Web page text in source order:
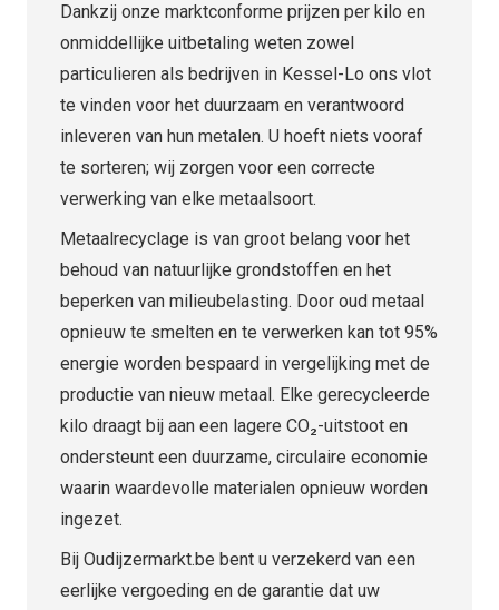
Dankzij onze marktconforme prijzen per kilo en
onmiddellijke uitbetaling weten zowel
particulieren als bedrijven in Kessel-Lo ons vlot
te vinden voor het duurzaam en verantwoord
inleveren van hun metalen. U hoeft niets vooraf
te sorteren; wij zorgen voor een correcte
verwerking van elke metaalsoort.
Metaalrecyclage is van groot belang voor het
behoud van natuurlijke grondstoffen en het
beperken van milieubelasting. Door oud metaal
opnieuw te smelten en te verwerken kan tot 95%
energie worden bespaard in vergelijking met de
productie van nieuw metaal. Elke gerecycleerde
kilo draagt bij aan een lagere CO₂-uitstoot en
ondersteunt een duurzame, circulaire economie
waarin waardevolle materialen opnieuw worden
ingezet.
Bij Oudijzermarkt.be bent u verzekerd van een
eerlijke vergoeding en de garantie dat uw